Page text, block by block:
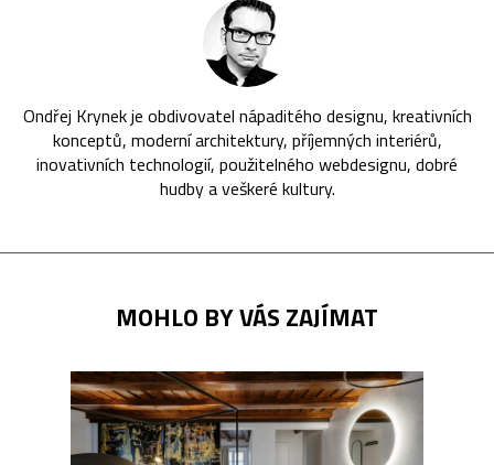
Ondřej Krynek je obdivovatel nápaditého designu, kreativních
konceptů, moderní architektury, příjemných interiérů,
inovativních technologií, použitelného webdesignu, dobré
hudby a veškeré kultury.
MOHLO BY VÁS ZAJÍMAT